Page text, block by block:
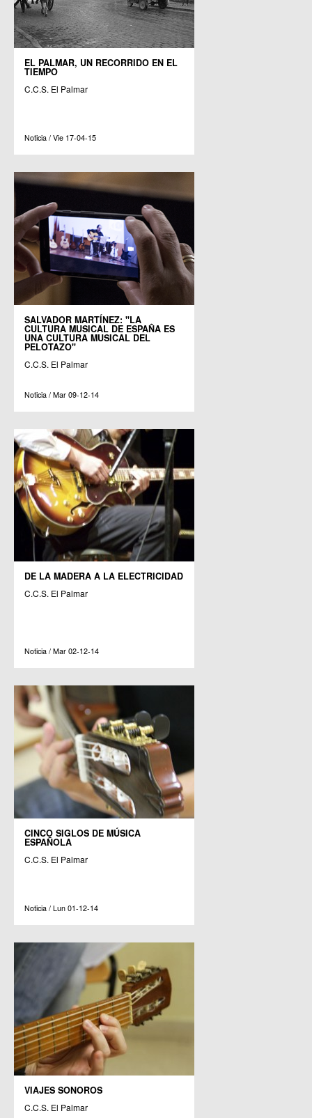
EL PALMAR, UN RECORRIDO EN EL
TIEMPO
C.C.S. El Palmar
Noticia / Vie 17-04-15
SALVADOR MARTÍNEZ: "LA
CULTURA MUSICAL DE ESPAÑA ES
UNA CULTURA MUSICAL DEL
PELOTAZO"
C.C.S. El Palmar
Noticia / Mar 09-12-14
DE LA MADERA A LA ELECTRICIDAD
C.C.S. El Palmar
Noticia / Mar 02-12-14
CINCO SIGLOS DE MÚSICA
ESPAÑOLA
C.C.S. El Palmar
Noticia / Lun 01-12-14
VIAJES SONOROS
C.C.S. El Palmar